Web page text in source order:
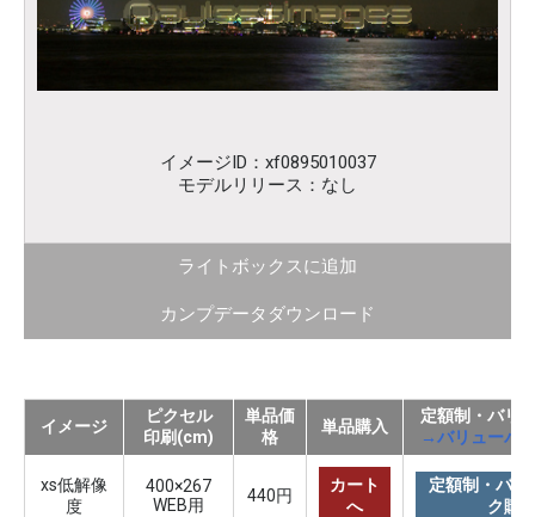
イメージID：xf0895010037
モデルリリース：なし
ライトボックスに追加
カンプデータダウンロード
イメージ
ピクセル
印刷(cm)
単品価
格
単品購入
定額制・バリ
→バリューパ
xs低解像
度
400×267
WEB用
440円
カート
へ
定額制・バリ
ク購